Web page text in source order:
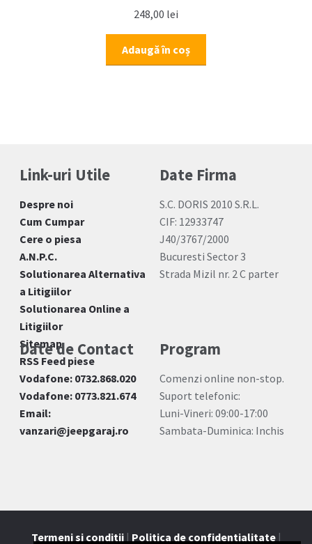
248,00 lei
Adaugă în coș
Link-uri Utile
Despre noi
Cum Cumpar
Cere o piesa
A.N.P.C.
Solutionarea Alternativa
a Litigiilor
Solutionarea Online a
Litigiilor
Sitemap
RSS Feed piese
Date Firma
S.C. DORIS 2010 S.R.L.
CIF: 12933747
J40/3767/2000
Bucuresti Sector 3
Strada Mizil nr. 2 C parter
Date de Contact
Vodafone: 0732.868.020
Vodafone: 0773.821.674
Email:
vanzari@jeepgaraj.ro
Program
Comenzi online non-stop.
Suport telefonic:
Luni-Vineri: 09:00-17:00
Sambata-Duminica: Inchis
Termeni si conditii| Politica de confidentialitate|